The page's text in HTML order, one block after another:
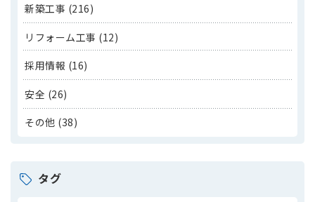
新築工事 (216)
リフォーム工事 (12)
採用情報 (16)
安全 (26)
その他 (38)
タグ